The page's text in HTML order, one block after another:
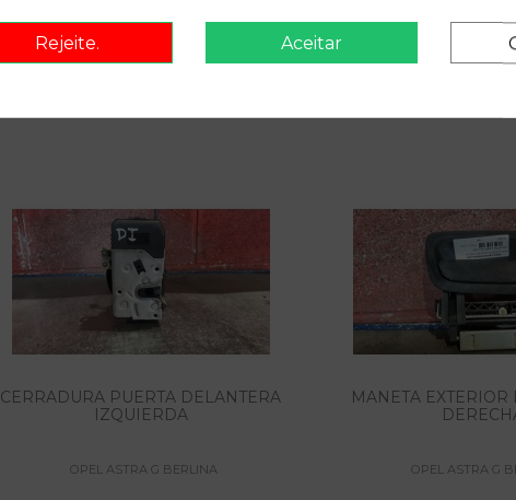
CERRADURA PUERTA DELANTERA
IZQUIERDA
OPEL ASTRA G BERLINA
MANETA EXTERIOR
OPEL ASTRA G
Rejeite. Aceitar